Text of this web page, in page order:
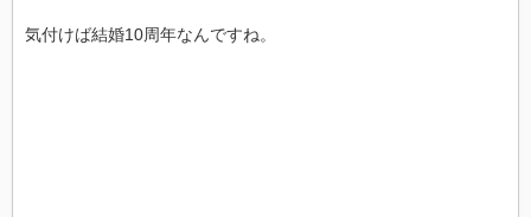
気付けば結婚10周年なんですね。